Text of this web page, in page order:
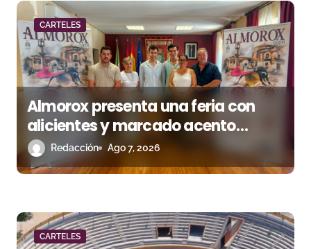
a
d
a
s
CARTELES
Almorox presenta una feria con
alicientes y marcado acento
toristaRedacción Ago 7, 2026
CARTELES